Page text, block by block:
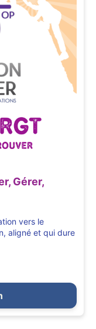
Gérer,
vers le
aligné et qui dure